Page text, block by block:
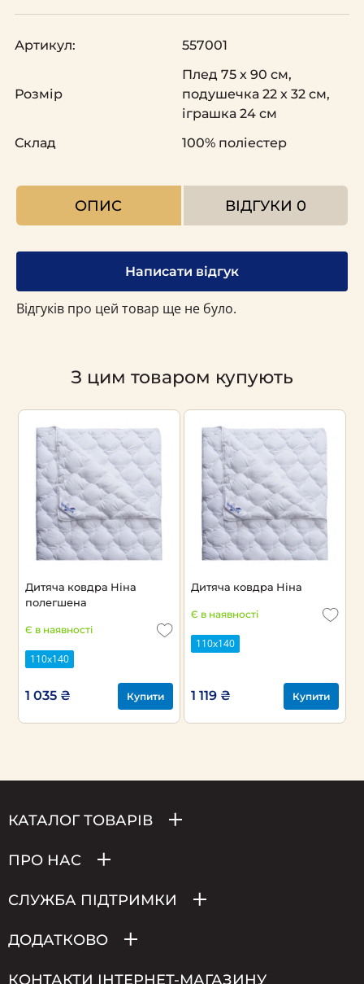
Артикул: 557001
Розмір
Плед 75 х 90 см,
подушечка 22 х 32 см,
іграшка 24 см
Склад
100% поліестер
ОПИС ВІДГУКИ 0
Написати відгук
Відгуків про цей товар ще не було.
З цим товаром купують
Дитяча ковдра Ніна
полегшена
Є в наявності
110х140
1 035 ₴ Купити
Дитяча ковдра Ніна
Є в наявності
110х140
1 119 ₴ Купити
КАТАЛОГ ТОВАРІВ
ПРО НАС
СЛУЖБА ПІДТРИМКИ
ДОДАТКОВО
КОНТАКТИ ІНТЕРНЕТ-МАГАЗИНУ